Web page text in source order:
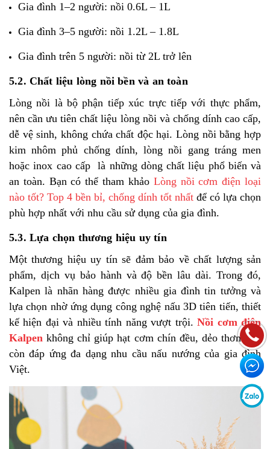
Gia đình 1–2 người: nồi 0.6L – 1L
Gia đình 3–5 người: nồi 1.2L – 1.8L
Gia đình trên 5 người: nồi từ 2L trở lên
5.2. Chất liệu lòng nồi bền và an toàn
Lòng nồi là bộ phận tiếp xúc trực tiếp với thực phẩm,
nên cần ưu tiên chất liệu lòng nồi và chống dính cao cấp,
dễ vệ sinh, không chứa chất độc hại. Lòng nồi bằng hợp
kim nhôm phủ chống dính, lòng nồi gang tráng men
hoặc inox cao cấp là những dòng chất liệu phổ biến và
an toàn. Bạn có thể tham khảo Lòng nồi cơm điện loại
nào tốt? Top 4 bền bỉ, chống dính tốt nhất để có lựa chọn
phù hợp nhất với nhu cầu sử dụng của gia đình.
5.3. Lựa chọn thương hiệu uy tín
Một thương hiệu uy tín sẽ đảm bảo về chất lượng sản
phẩm, dịch vụ bảo hành và độ bền lâu dài. Trong đó,
Kalpen là nhãn hàng được nhiều gia đình tin tưởng và
lựa chọn nhờ ứng dụng công nghệ nấu 3D tiên tiến, thiết
kế hiện đại và nhiều tính năng vượt trội.Nồi cơm điện
Kalpen không chỉ giúp hạt cơm chín đều, dẻo thơm mà
còn đáp ứng đa dạng nhu cầu nấu nướng của gia đình
Việt.